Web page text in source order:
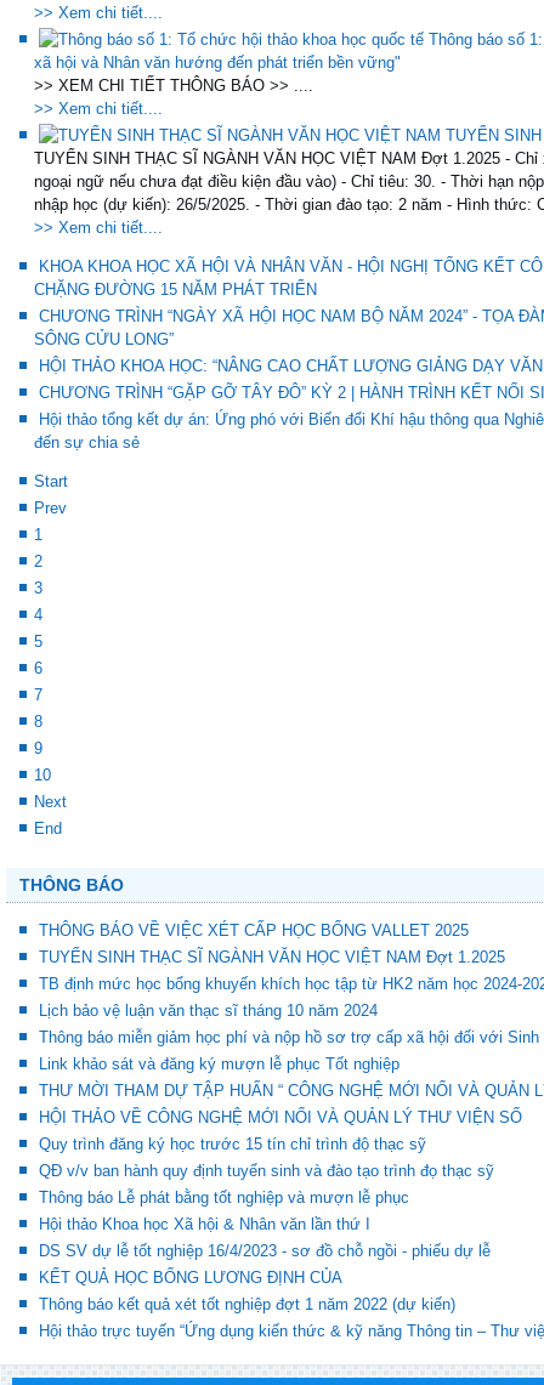
>> Xem chi tiết....
Thông báo số
xã hội và Nhân văn hướng đến phát triển bền vững"
>> XEM CHI TIẾT THÔNG BÁO >> ....
>> Xem chi tiết....
TUYỂN
TUYỂN SINH THẠC SĨ NGÀNH VĂN HỌC VIỆT NAM Đợt 1.2025 -
ngoại ngữ nếu chưa đạt điều kiện đầu vào) - Chỉ tiêu: 30. - Thời hạn
nhập học (dự kiến): 26/5/2025. - Thời gian đào tạo: 2 năm - Hình thức:
>> Xem chi tiết....
KHOA KHOA HỌC XÃ HỘI VÀ NHÂN VĂN - HỘI NGHỊ TỔNG KẾT
CHẶNG ĐƯỜNG 15 NĂM PHÁT TRIỂN
CHƯƠNG TRÌNH “NGÀY XÃ HỘI HỌC NAM BỘ NĂM 2024” - TỌA
SÔNG CỬU LONG”
HỘI THẢO KHOA HỌC: “NÂNG CAO CHẤT LƯỢNG GIẢNG DẠY
CHƯƠNG TRÌNH “GẶP GỠ TÂY ĐÔ” KỲ 2 | HÀNH TRÌNH KẾT NỐI
Hội thảo tổng kết dự án: Ứng phó với Biến đổi Khí hậu thông qua
đến sự chia sẻ
Start
Prev
1
2
3
4
5
6
7
8
9
10
Next
End
THÔNG BÁO
THÔNG BÁO VỀ VIỆC XÉT CẤP HỌC BỔNG VALLET 2025
TUYỂN SINH THẠC SĨ NGÀNH VĂN HỌC VIỆT NAM Đợt 1.2025
TB định mức học bổng khuyến khích học tập từ HK2 năm học 2024-
Lịch bảo vệ luận văn thạc sĩ tháng 10 năm 2024
Thông báo miễn giảm học phí và nộp hồ sơ trợ cấp xã hội đối với Sinh
Link khảo sát và đăng ký mượn lễ phục Tốt nghiệp
THƯ MỜI THAM DỰ TẬP HUẤN “ CÔNG NGHỆ MỚI NỔI VÀ QUẢN
HỘI THẢO VỀ CÔNG NGHỆ MỚI NỔI VÀ QUẢN LÝ THƯ VIỆN SỐ
Quy trình đăng ký học trước 15 tín chỉ trình độ thạc sỹ
QĐ v/v ban hành quy định tuyển sinh và đào tạo trình đọ thạc sỹ
Thông báo Lễ phát bằng tốt nghiệp và mượn lễ phục
Hội thảo Khoa học Xã hội & Nhân văn lần thứ I
DS SV dự lễ tốt nghiệp 16/4/2023 - sơ đồ chỗ ngồi - phiếu dự lễ
KẾT QUẢ HỌC BỔNG LƯƠNG ĐỊNH CỦA
Thông báo kết quả xét tốt nghiệp đợt 1 năm 2022 (dự kiến)
Hội thảo trực tuyến “Ứng dụng kiến thức & kỹ năng Thông tin – Thư